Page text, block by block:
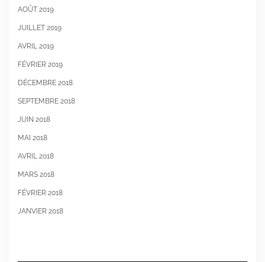
AOÛT 2019
JUILLET 2019
AVRIL 2019
FÉVRIER 2019
DÉCEMBRE 2018
SEPTEMBRE 2018
JUIN 2018
MAI 2018
AVRIL 2018
MARS 2018
FÉVRIER 2018
JANVIER 2018